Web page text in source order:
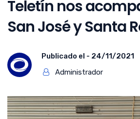
Teletín nos
San José y Santa
Publicado el - 24/11/2021
Administrador